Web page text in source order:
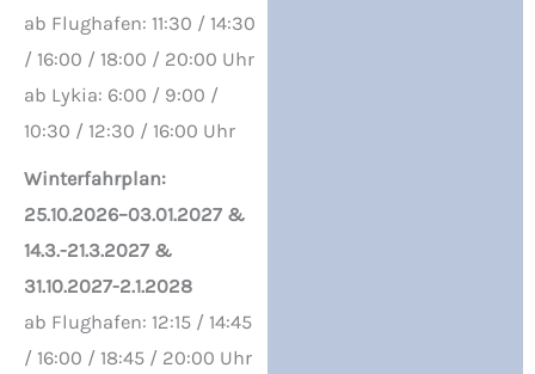
ab Flughafen: 11:30 / 14:30
/ 16:00 / 18:00 / 20:00 Uhr
ab Lykia: 6:00 / 9:00 /
10:30 / 12:30 / 16:00 Uhr
Winterfahrplan:
25.10.2026–03.01.2027 &
14.3.-21.3.2027 &
31.10.2027-2.1.2028
ab Flughafen: 12:15 / 14:45
/ 16:00 / 18:45 / 20:00 Uhr